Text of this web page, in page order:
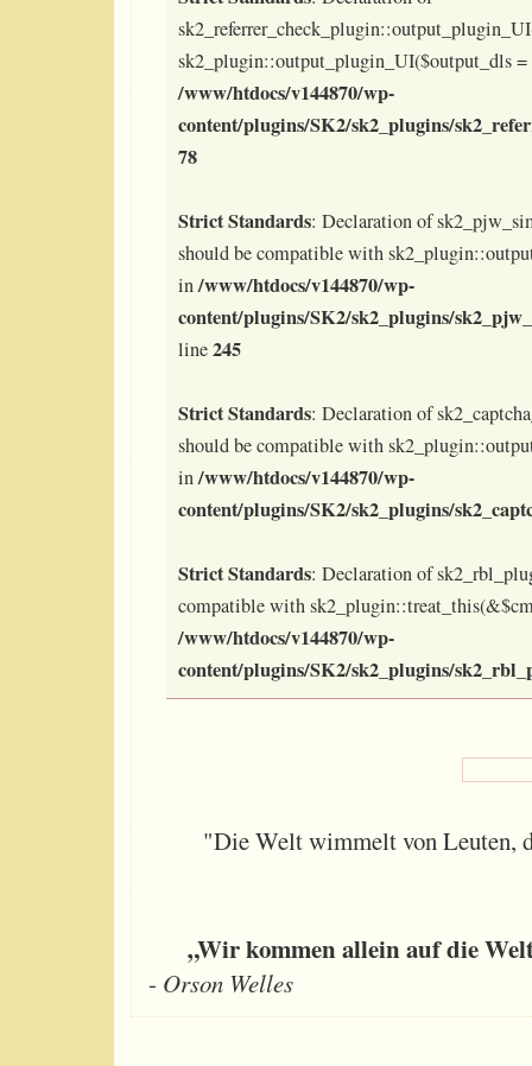
sk2_plugin::output_plugin_UI($output_dls =
/www/htdocs/v144870/wp-
content/plugins/SK2/sk2_plugins/
78
Strict Standards: Declaration of
should be compatible with
in/www/htdocs/v144870/wp-
content/plugins/SK2/sk2_plugins/
line245
Strict Standards: Declaration of
should be compatible with
in/www/htdocs/v144870/wp-
content/plugins/SK2/sk2_plugins/
Strict Standards: Declaration of
compatible with
/www/htdocs/v144870/wp-
content/plugins/SK2/sk2_plugins/
"Die Welt wimmelt von Leuten,
„Wir kommen allein auf die
- Orson Welles